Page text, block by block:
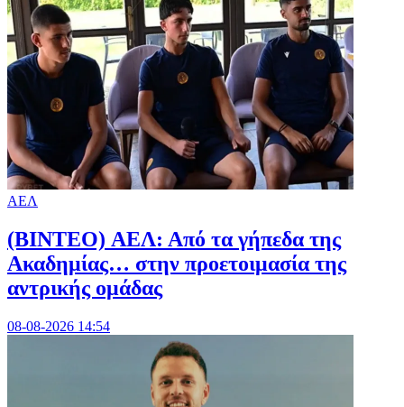
ΑΕΛ
(BINTEO) ΑΕΛ: Από τα γήπεδα της
Ακαδημίας… στην προετοιμασία της
αντρικής ομάδας
08-08-2026 14:54